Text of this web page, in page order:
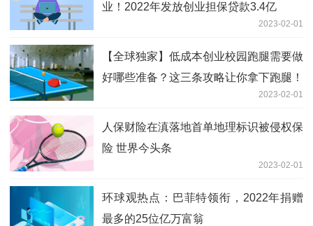
业！2022年发放创业担保贷款3.4亿
2023-02-01
【全球独家】低成本创业校园跑腿需要做
好哪些准备？这三条攻略让你拿下跑腿！
2023-02-01
人保财险在滇落地首单地理标识被侵权保
险 世界今头条
2023-02-01
环球观热点：巴菲特领衔，2022年捐赠
最多的25位亿万富翁